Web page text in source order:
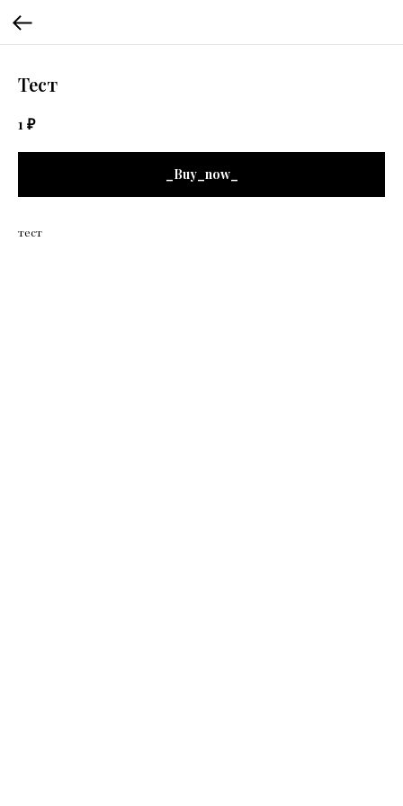
Тест
1₽
_Buy_now_
тест